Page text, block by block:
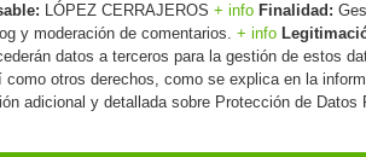
LÓPEZ CERRAJEROS+ info Finalidad:
y moderación de comentarios.+ info
datos a terceros para la gestión de estos
otros derechos, como se explica en la
adicional y detallada sobre Protección de Datos